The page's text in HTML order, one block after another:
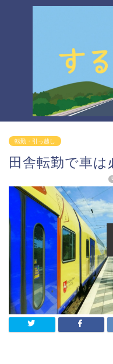
転勤・引っ越し
田舎転勤で車